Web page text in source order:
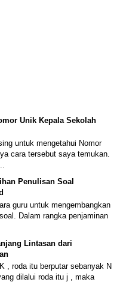
Unik Kepala Sekolah
untuk mengetahui Nomor
cara tersebut saya temukan.
Penulisan Soal
guru untuk mengembangkan
Dalam rangka penjaminan
Lintasan dari
, roda itu berputar sebanyak N
dilalui roda itu j , maka